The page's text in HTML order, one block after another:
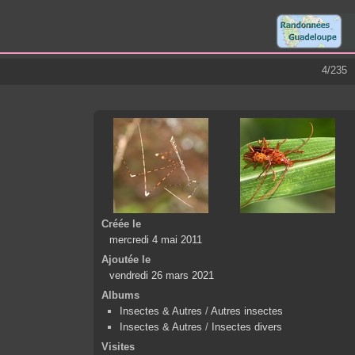
4/235
Créée le
mercredi 4 mai 2011
Ajoutée le
vendredi 26 mars 2021
Albums
Insectes & Autres / Autres insectes
Insectes & Autres / Insectes divers
Visites